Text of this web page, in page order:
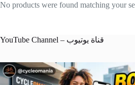
No products were found matching your
YouTube Channel – قناة يوتيوب